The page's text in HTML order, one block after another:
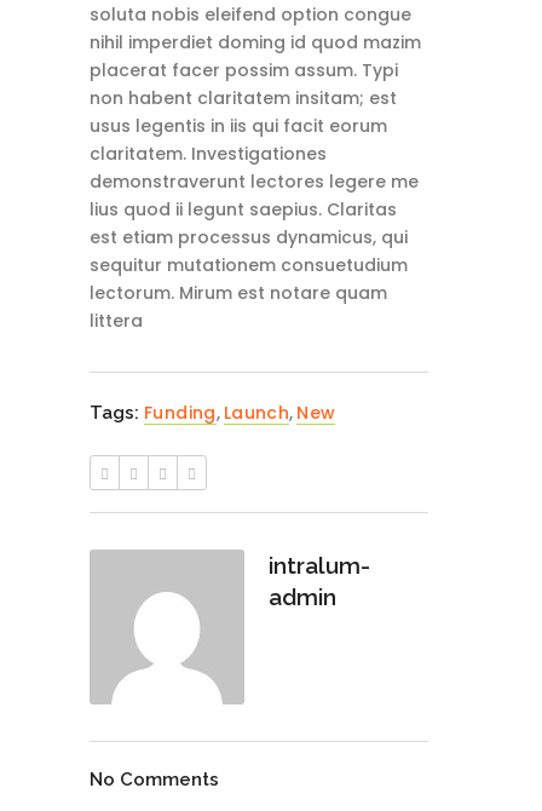
soluta nobis eleifend option congue
nihil imperdiet doming id quod mazim
placerat facer possim assum. Typi
non habent claritatem insitam; est
usus legentis in iis qui facit eorum
claritatem. Investigationes
demonstraverunt lectores legere me
lius quod ii legunt saepius. Claritas
est etiam processus dynamicus, qui
sequitur mutationem consuetudium
lectorum. Mirum est notare quam
littera
Tags: Funding, Launch, New
intralum-
admin
No Comments